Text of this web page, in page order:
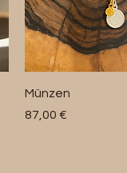
Münzen
Preis
87,00 €